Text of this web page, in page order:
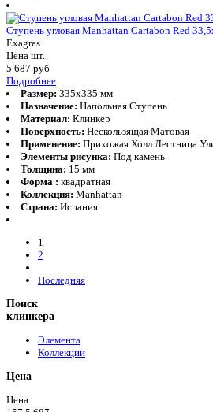
Ступень угловая Manhattan Cartabon Red
Exagres
Цена шт.
5 687 руб
Подробнее
Размер: 335x335 мм
Назначение: Напольная Ступень
Материал: Клинкер
Поверхность: Нескользящая Матовая
Применение: Прихожая.Холл Лестница
Элементы рисунка: Под камень
Толщина: 15 мм
Форма : квадратная
Коллекция: Manhattan
Страна: Испания
1
2
Последняя
Поиск
клинкера
Элемента
Коллекции
Цена
Цена